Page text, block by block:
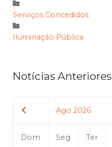
Serviços Concedidos
Iluminação Pública
Notícias Anteriores
Ago 2026
Dom Seg Ter